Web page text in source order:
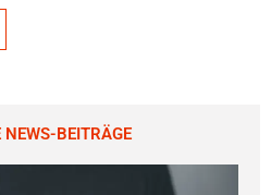
NEWS-BEITRÄGE